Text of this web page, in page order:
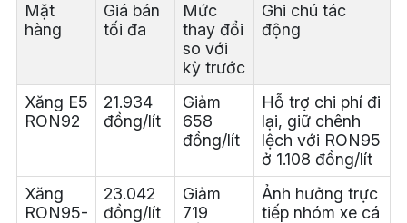
Mặt
hàng
Giá bán
tối đa
Mức
thay đổi
so với
kỳ trước
Ghi chú tác
động
Xăng E5
RON92
21.934
đồng/lít
Giảm
658
đồng/lít
Hỗ trợ chi phí đi
lại, giữ chênh
lệch với RON95
ở 1.108 đồng/lít
Xăng
RON95-
23.042
đồng/lít
Giảm
719
Ảnh hưởng trực
tiếp nhóm xe cá